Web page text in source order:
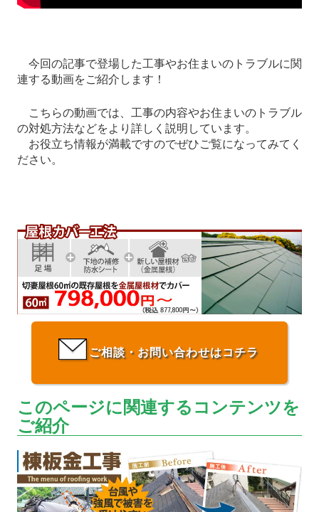
今回の記事で登場した工事やお住まいのトラブルに関
連する動画をご紹介します！
こちらの動画では、工事の内容やお住まいのトラブル
の対処方法などをより詳しく説明しています。
お役立ち情報が満載ですのでぜひご覧になってみてく
ださい。
ご相談・お問い合わせはコチラ
このページに関連するコンテンツを
ご紹介